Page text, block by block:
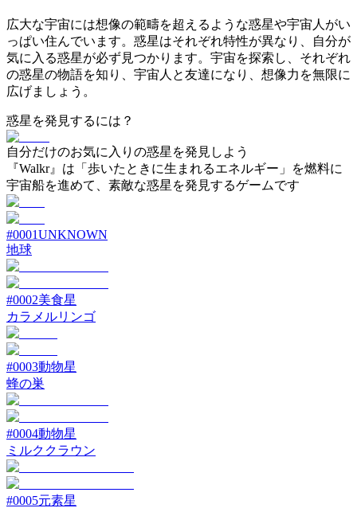
広大な宇宙には想像の範疇を超えるような惑星や宇宙人がい
っぱい住んでいます。惑星はそれぞれ特性が異なり、自分が
気に入る惑星が必ず見つかります。宇宙を探索し、それぞれ
の惑星の物語を知り、宇宙人と友達になり、想像力を無限に
広げましょう。
惑星を発見するには？
自分だけのお気に入りの惑星を発見しよう
『Walkr』は「歩いたときに生まれるエネルギー」を燃料に
宇宙船を進めて、素敵な惑星を発見するゲームです
#0001UNKNOWN
地球
#0002美食星
カラメルリンゴ
#0003動物星
蜂の巣
#0004動物星
ミルククラウン
#0005元素星